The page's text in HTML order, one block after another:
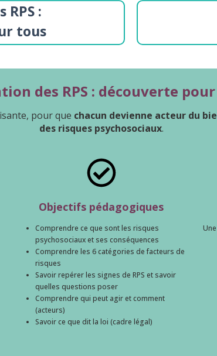
:
tous
des RPS : découverte
pour que chacun devienne acteur du
des risques psychosociaux.
Objectifs pédagogiques
Comprendre ce que sont les risques
psychosociaux et ses conséquences
Comprendre les 6 catégories de facteurs de
risques
Savoir repérer les signes de RPS et savoir
quelles questions poser
Comprendre qui peut agir et comment
(acteurs)
Savoir ce que dit la loi (cadre légal)
Une